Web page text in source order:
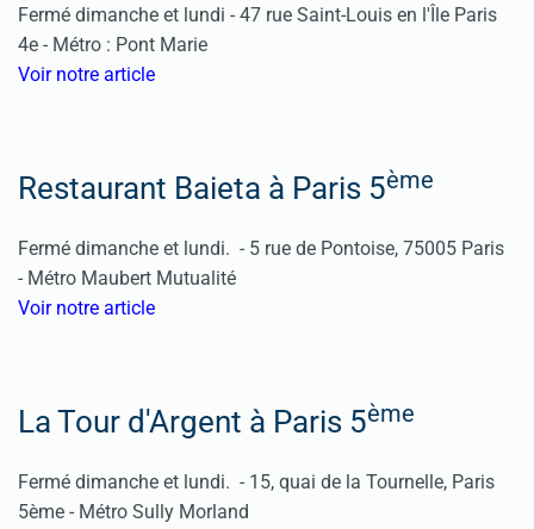
Fermé dimanche et lundi - 47 rue Saint-Louis en l'Île Paris
4e - Métro : Pont Marie
Voir notre article
Restaurant Baieta à Paris 5ème
Fermé dimanche et lundi. - 5 rue de Pontoise, 75005 Paris
- Métro Maubert Mutualité
Voir notre article
La Tour d'Argent à Paris 5ème
Fermé dimanche et lundi. - 15, quai de la Tournelle, Paris
5ème - Métro Sully Morland